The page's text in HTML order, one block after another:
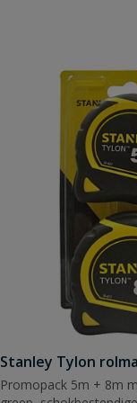
Stanley Tylon
Promopack 5m + 8m